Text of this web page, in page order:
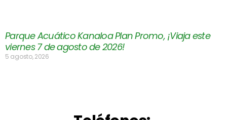
Parque Acuático Kanaloa Plan Promo, ¡Viaja este
viernes 7 de agosto de 2026!
5 agosto, 2026